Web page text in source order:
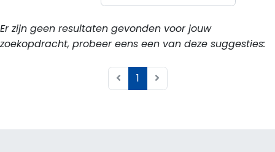
Er zijn geen resultaten gevonden voor jouw
zoekopdracht, probeer eens een van deze suggesties:
1